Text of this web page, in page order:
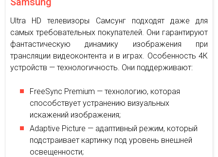
Ultra HD телевизоры Самсунг подходят даже для
самых требовательных покупателей. Они гарантируют
фантастическую динамику изображения при
трансляции видеоконтента и в играх. Особенность 4К
устройств — технологичность. Они поддерживают:
FreeSync Premium — технологию, которая
способствует устранению визуальных
искажений изображения;
Adaptive Picture — адаптивный режим, который
подстраивает картинку под уровень внешней
освещенности;